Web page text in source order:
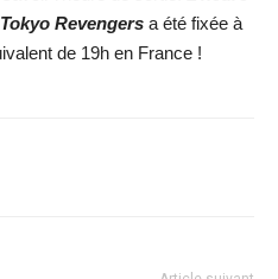
Revengers a été fixée à
de 19h en France !